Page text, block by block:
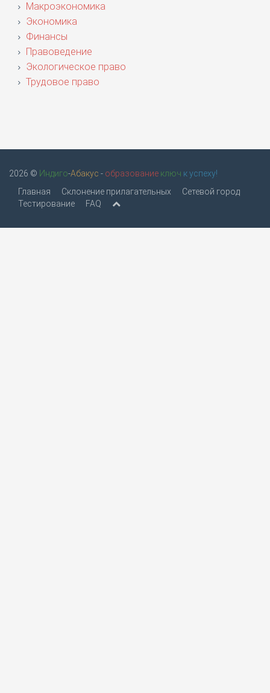
Макроэкономика
Экономика
Финансы
Правоведение
Экологическое право
Трудовое право
2026 © Индиго-Абакус - образование ключ к успеху!
Главная
Склонение прилагательных
Сетевой город
Тестирование
FAQ